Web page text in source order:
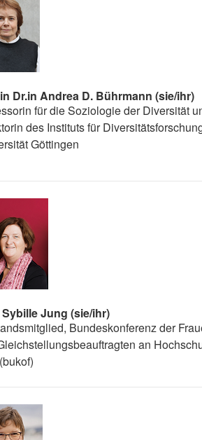
Dr.in Andrea D. Bührmann (sie/ihr)
für die Soziologie der Diversität
des Instituts für
Göttingen
Sybille Jung (sie/ihr)
Bundeskonferenz der
an